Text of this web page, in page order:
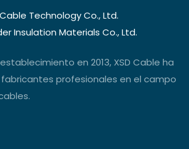
Technology Co., Ltd.
Insulation Materials Co., Ltd.
en 2013, XSD Cable ha
profesionales en el campo